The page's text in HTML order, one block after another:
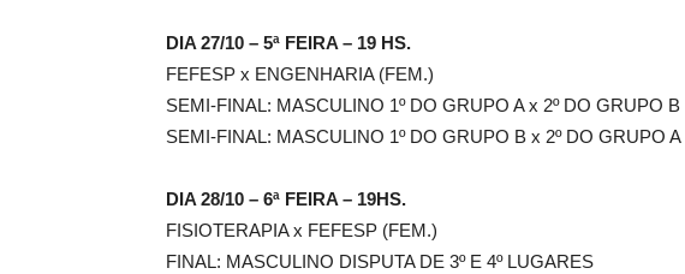
DIA 27/10 – 5ª FEIRA – 19 HS.
FEFESP x ENGENHARIA (FEM.)
SEMI-FINAL: MASCULINO 1º DO GRUPO A x 2º DO GRUPO B
SEMI-FINAL: MASCULINO 1º DO GRUPO B x 2º DO GRUPO A
DIA 28/10 – 6ª FEIRA – 19HS.
FISIOTERAPIA x FEFESP (FEM.)
FINAL: MASCULINO DISPUTA DE 3º E 4º LUGARES